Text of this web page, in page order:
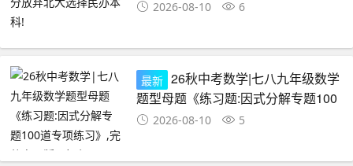
2026-08-10 6
最新 26秋中考数学|七八九年级数学
题型母题《练习题:因式分解专题100
道专项练习》,完整电子版可打印
2026-08-10 5